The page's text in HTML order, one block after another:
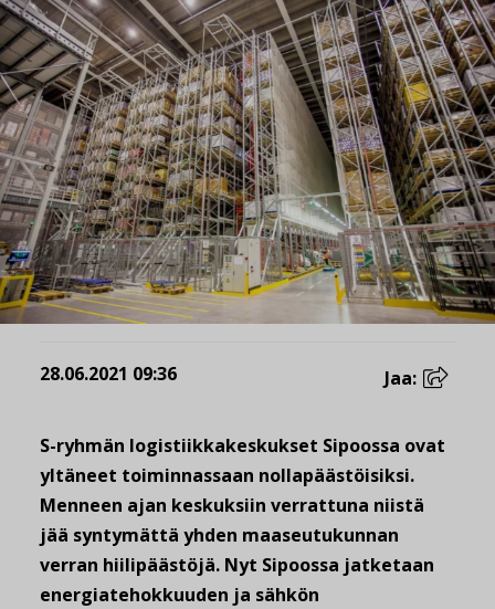
28.06.2021 09:36 Jaa:
S-ryhmän logistiikkakeskukset Sipoossa ovat
yltäneet toiminnassaan nollapäästöisiksi.
Menneen ajan keskuksiin verrattuna niistä
jää syntymättä yhden maaseutukunnan
verran hiilipäästöjä. Nyt Sipoossa jatketaan
energiatehokkuuden ja sähkön